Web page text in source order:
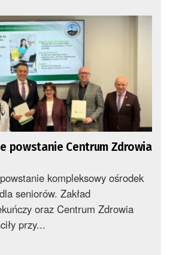
powstanie Centrum Zdrowia
kompleksowy ośrodek
seniorów. Zakład
oraz Centrum Zdrowia
przy...